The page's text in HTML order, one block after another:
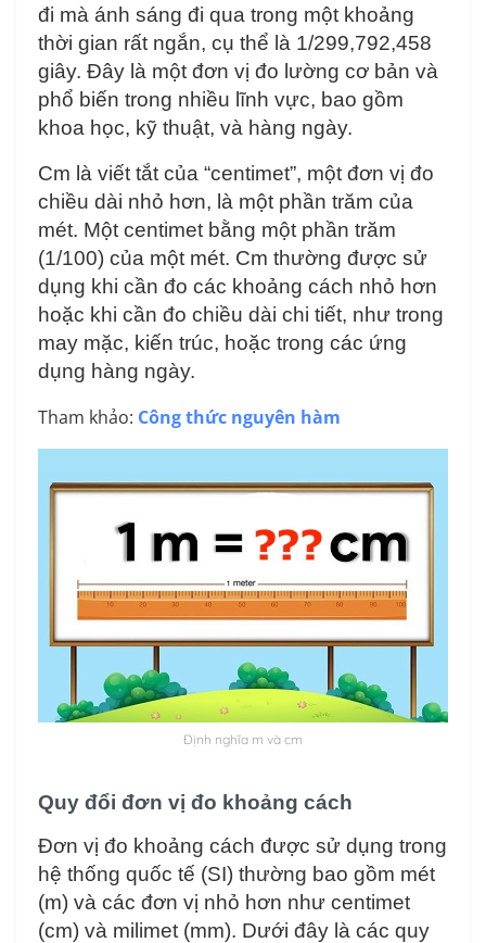
đi mà ánh sáng đi qua trong một khoảng
thời gian rất ngắn, cụ thể là 1/299,792,458
giây. Đây là một đơn vị đo lường cơ bản và
phổ biến trong nhiều lĩnh vực, bao gồm
khoa học, kỹ thuật, và hàng ngày.
Cm là viết tắt của “centimet”, một đơn vị đo
chiều dài nhỏ hơn, là một phần trăm của
mét. Một centimet bằng một phần trăm
(1/100) của một mét. Cm thường được sử
dụng khi cần đo các khoảng cách nhỏ hơn
hoặc khi cần đo chiều dài chi tiết, như trong
may mặc, kiến trúc, hoặc trong các ứng
dụng hàng ngày.
Tham khảo: Công thức nguyên hàm
Định nghĩa m và cm
Quy đổi đơn vị đo khoảng cách
Đơn vị đo khoảng cách được sử dụng trong
hệ thống quốc tế (SI) thường bao gồm mét
(m) và các đơn vị nhỏ hơn như centimet
(cm) và milimet (mm). Dưới đây là các quy